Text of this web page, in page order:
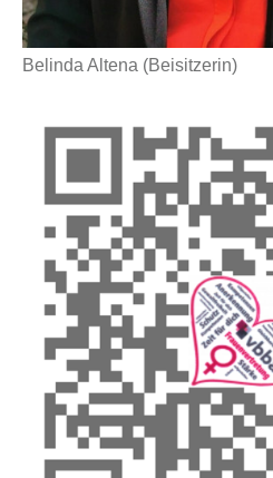
Belinda Altena (Beisitzerin)